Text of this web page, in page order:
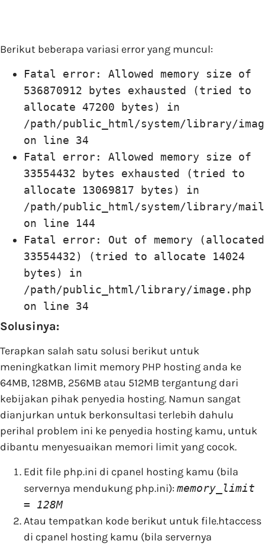
Berikut beberapa variasi error yang muncul:
Fatal error: Allowed memory size of
536870912 bytes exhausted (tried to
allocate 47200 bytes) in
/path/public_html/system/library/
on line 34
Fatal error: Allowed memory size of
33554432 bytes exhausted (tried to
allocate 13069817 bytes) in
/path/public_html/system/library/
on line 144
Fatal error: Out of memory (allocated
33554432) (tried to allocate 14024
bytes) in
/path/public_html/library/image.php
on line 34
Solusinya:
Terapkan salah satu solusi berikut untuk
meningkatkan limit memory PHP hosting anda ke
64MB, 128MB, 256MB atau 512MB tergantung dari
kebijakan pihak penyedia hosting. Namun sangat
dianjurkan untuk berkonsultasi terlebih dahulu
perihal problem ini ke penyedia hosting kamu, untuk
dibantu menyesuaikan memori limit yang cocok.
Edit file php.ini di cpanel hosting kamu (bila
servernya mendukung php.ini): memory_limit
= 128M
Atau tempatkan kode berikut untuk file.htaccess
di cpanel hosting kamu (bila servernya